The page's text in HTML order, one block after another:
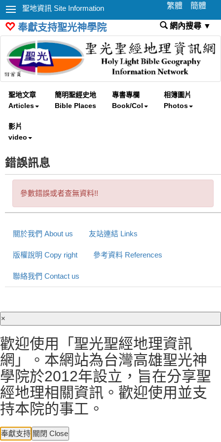
聖地資訊 Site Information 繁體 簡體
奉獻支持聖光神學院 網內搜尋 ▼
聖地文章
Articles
簡明聖經史地
Bible Places
專書專欄
Book/Col
相簿圖片
Photos
影片
video
錯誤訊息
參數錯誤或者查無資料!!
關於我們 About us 友站連結 Links
版權說明 Copy right 參考資料 References
聯絡我們 Contact us
×
歡迎使用「聖光聖經地理資訊
網」。本網站為台灣高雄聖光神
學院於2012年設立，旨在分享聖
經地理相關資訊。歡迎使用並支
持本院的事工。
奉獻支持 關閉 Close